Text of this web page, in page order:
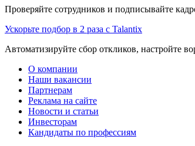
Проверяйте сотрудников и подписывайте
Ускорьте подбор в 2 раза с Talantix
Автоматизируйте сбор откликов, настройте
О компании
Наши вакансии
Партнерам
Реклама на сайте
Новости и статьи
Инвесторам
Кандидаты по профессиям